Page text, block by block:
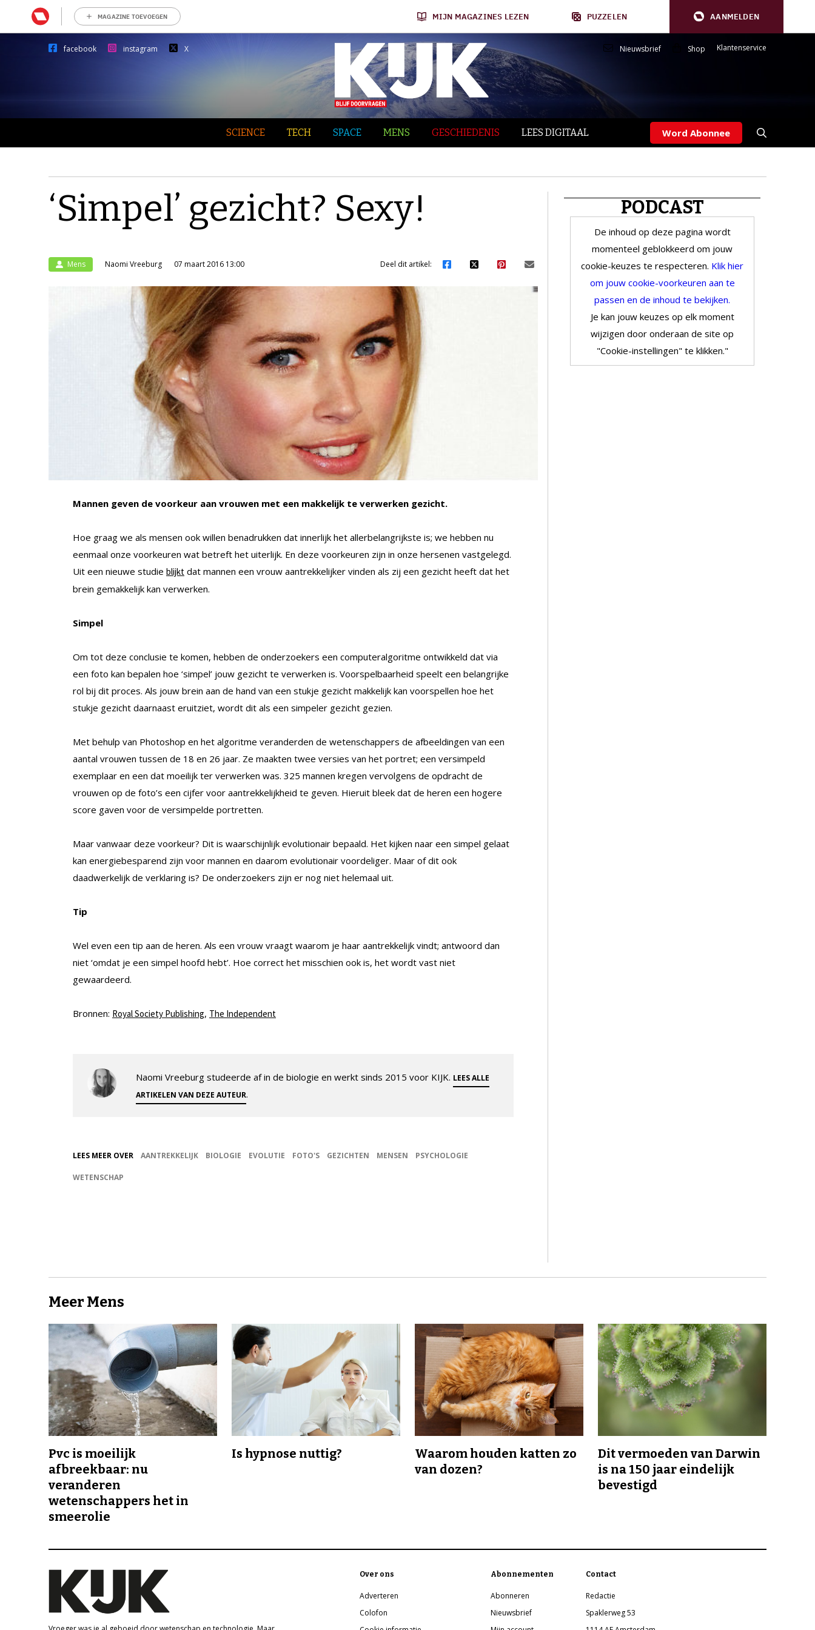
MAGAZINE TOEVOEGEN MIJN MAGAZINES LEZEN PUZZELEN AANMELDEN
facebook instagram X Nieuwsbrief Shop Klantenservice
SCIENCE TECH SPACE MENS GESCHIEDENIS LEES DIGITAAL Word Abonnee
‘Simpel’ gezicht? Sexy!
Mens Naomi Vreeburg 07 maart 2016 13:00 Deel dit artikel:
Mannen geven de voorkeur aan vrouwen met een makkelijk te verwerken gezicht.
Hoe graag we als mensen ook willen benadrukken dat innerlijk het allerbelangrijkste is; we hebben nu
eenmaal onze voorkeuren wat betreft het uiterlijk. En deze voorkeuren zijn in onze hersenen vastgelegd.
Uit een nieuwe studie blijkt dat mannen een vrouw aantrekkelijker vinden als zij een gezicht heeft dat het
brein gemakkelijk kan verwerken.
Simpel
Om tot deze conclusie te komen, hebben de onderzoekers een computeralgoritme ontwikkeld dat via
een foto kan bepalen hoe ‘simpel’ jouw gezicht te verwerken is. Voorspelbaarheid speelt een belangrijke
rol bij dit proces. Als jouw brein aan de hand van een stukje gezicht makkelijk kan voorspellen hoe het
stukje gezicht daarnaast eruitziet, wordt dit als een simpeler gezicht gezien.
Met behulp van Photoshop en het algoritme veranderden de wetenschappers de afbeeldingen van een
aantal vrouwen tussen de 18 en 26 jaar. Ze maakten twee versies van het portret; een versimpeld
exemplaar en een dat moeilijk ter verwerken was. 325 mannen kregen vervolgens de opdracht de
vrouwen op de foto’s een cijfer voor aantrekkelijkheid te geven. Hieruit bleek dat de heren een hogere
score gaven voor de versimpelde portretten.
Maar vanwaar deze voorkeur? Dit is waarschijnlijk evolutionair bepaald. Het kijken naar een simpel gelaat
kan energiebesparend zijn voor mannen en daarom evolutionair voordeliger. Maar of dit ook
daadwerkelijk de verklaring is? De onderzoekers zijn er nog niet helemaal uit.
Tip
Wel even een tip aan de heren. Als een vrouw vraagt waarom je haar aantrekkelijk vindt; antwoord dan
niet ‘omdat je een simpel hoofd hebt’. Hoe correct het misschien ook is, het wordt vast niet
gewaardeerd.
Bronnen: Royal Society Publishing, The Independent
Naomi Vreeburg studeerde af in de biologie en werkt sinds 2015 voor KIJK. LEES ALLE
ARTIKELEN VAN DEZE AUTEUR.
LEES MEER OVER AANTREKKELIJK BIOLOGIE EVOLUTIE FOTO'S GEZICHTEN MENSEN PSYCHOLOGIE
WETENSCHAP
PODCAST
De inhoud op deze pagina wordt
momenteel geblokkeerd om jouw
cookie-keuzes te respecteren. Klik hier
om jouw cookie-voorkeuren aan te
passen en de inhoud te bekijken.
Je kan jouw keuzes op elk moment
wijzigen door onderaan de site op
"Cookie-instellingen" te klikken."
Meer Mens
Pvc is moeilijk
afbreekbaar: nu
veranderen
wetenschappers het in
smeerolie
Is hypnose nuttig?
Waarom houden katten zo
van dozen?
Dit vermoeden van Darwin
is na 150 jaar eindelijk
bevestigd
Over ons
Adverteren
Colofon
Abonnementen
Abonneren
Nieuwsbrief
Contact
Redactie
Spaklerweg 53